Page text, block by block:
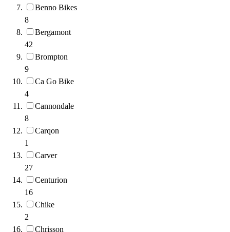
Benno Bikes
8
Bergamont
42
Brompton
9
Ca Go Bike
4
Cannondale
8
Carqon
1
Carver
27
Centurion
16
Chike
2
Chrisson